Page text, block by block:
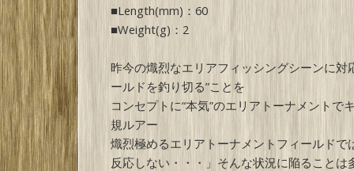
■Length(mm)：60
■Weight(g)：2
昨今の熾烈なエリアフィッシングシーンに対
ールドを釣り切る”ことを
コンセプトに“本気”のエリアトーナメントで
規ルアー
熾烈極めるエリアトーナメントフィールドで
反応しない・・・」そんな状況に陥ることは